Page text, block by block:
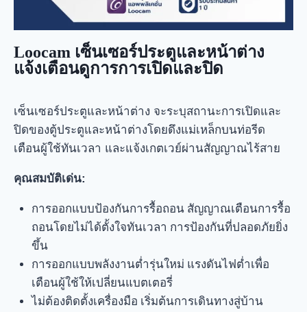
Loocam เซ็นเซอร์ประตูและหน้าต่าง
แจ้งเตือนดูการการเปิดและปิด
เซ็นเซอร์ประตูและหน้าต่าง จะระบุสถานะการเปิดและ
ปิดของตู้ประตูและหน้าต่างโดยดึงแม่เหล็กบนท่อรีด
เตือนผู้ใช้ทันเวลา และแจ้งเกตเวย์ผ่านสัญญาณไร้สาย
คุณสมบัติเด่น:
การออกแบบป้องกันการรื้อถอน สัญญาณเตือนการรื้อ
ถอนโดยไม่ได้ตั้งใจทันเวลา การป้องกันที่ปลอดภัยยิ่ง
ขึ้น
การออกแบบพลังงานต่ำรุ่นใหม่ แรงดันไฟต่ำเพื่อ
เตือนผู้ใช้ให้เปลี่ยนแบตเตอรี่
ไม่ต้องติดตั้งเครื่องมือ เริ่มต้นการเดินทางสู่บ้าน